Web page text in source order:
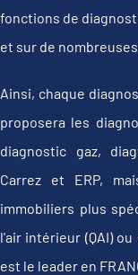
fonctions de
et sur de
Ainsi, chaque
proposera les
diagnostic gaz,
Carrez et ERP,
immobiliers plus
l'air intérieur (QAI)
est le leader en